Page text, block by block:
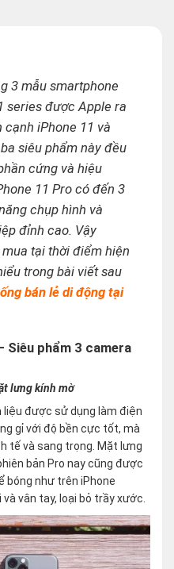
3 mẫu smartphone
series được Apple ra
cạnh iPhone 11 và
siêu phẩm này đều
cứng và hiệu
11 Pro có đến 3
chụp hình và
đỉnh cao. Vậy
tại thời điểm hiện
trong bài viết sau
bán lẻ di động tại
Siêu phẩm 3 camera
lưng kính mờ
liệu được sử dụng làm điện
gỉ với độ bền cực tốt, mà
tế và sang trọng. Mặt lưng
bản Pro nay cũng được
bóng như trên iPhone
vân tay, loại bỏ trầy xước.